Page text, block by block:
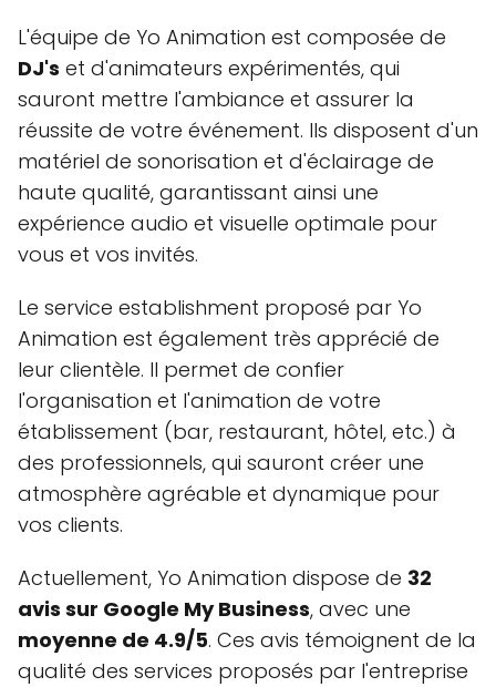
L'équipe de Yo Animation est composée de
DJ's et d'animateurs expérimentés, qui
sauront mettre l'ambiance et assurer la
réussite de votre événement. Ils disposent d'un
matériel de sonorisation et d'éclairage de
haute qualité, garantissant ainsi une
expérience audio et visuelle optimale pour
vous et vos invités.
Le service establishment proposé par Yo
Animation est également très apprécié de
leur clientèle. Il permet de confier
l'organisation et l'animation de votre
établissement (bar, restaurant, hôtel, etc.) à
des professionnels, qui sauront créer une
atmosphère agréable et dynamique pour
vos clients.
Actuellement, Yo Animation dispose de 32
avis sur Google My Business, avec une
moyenne de 4.9/5. Ces avis témoignent de la
qualité des services proposés par l'entreprise